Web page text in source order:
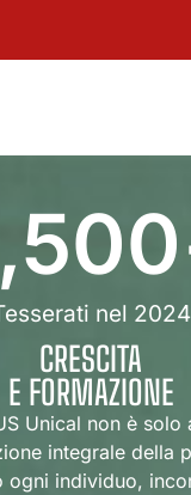
nel 2024
CRESCITA
E FORMAZIONE
Unical non è solo
integrale della
ogni individuo,